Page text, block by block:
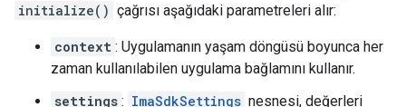
initialize() çağrısı aşağıdaki parametreleri alır:
context : Uygulamanın yaşam döngüsü boyunca her
zaman kullanılabilen uygulama bağlamını kullanır.
settings : ImaSdkSettings nesnesi, değerleri